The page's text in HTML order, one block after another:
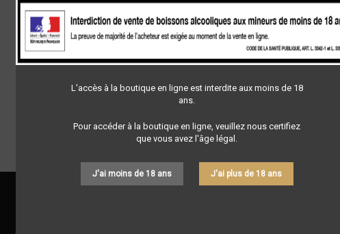
L'accès à la boutique en ligne est interdite aux moins de 18
ans.
Pour accéder à la boutique en ligne, veuillez nous certifiez
que vous avez l'âge légal.
J'ai moins de 18 ans J'ai plus de 18 ans
LES TAILLADES - BLANC - AOP
AOP Châteauneuf-Du-Pape | Blanc
LES TAILLADES -
Les Taillades | AOP Châteauneuf-